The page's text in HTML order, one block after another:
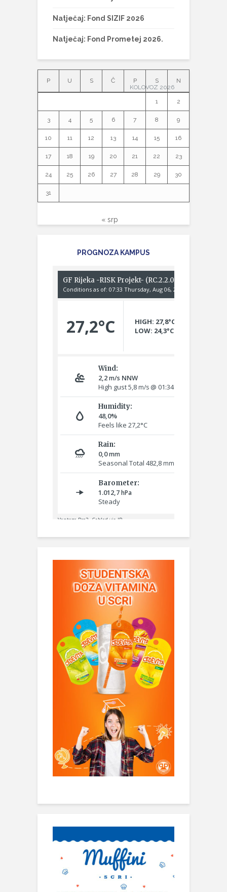
Natječaj: Fond SIZIF 2026
Natječaj: Fond Prometej 2026.
KOLOVOZ 2026
P U S Č P S N
1 2
3 4 5 6 7 8 9
10 11 12 13 14 15 16
17 18 19 20 21 22 23
24 25 26 27 28 29 30
31
« srp
PROGNOZA KAMPUS